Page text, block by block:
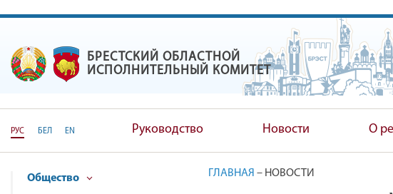
БРЕСТСКИЙ ОБЛАСТНОЙ
БРЕСТСКИЙ ОБЛАСТНОЙ
ИСПОЛНИТЕЛЬНЫЙ КОМИТЕТ
РУС БЕЛ EN Руководство Новости О
Общество ГЛАВНАЯ – НОВОСТИ